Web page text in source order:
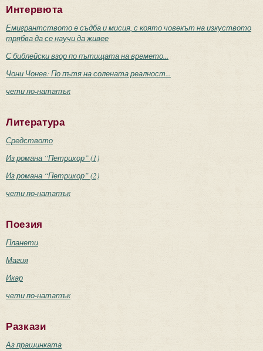
Интервюта
Емигрантството е съдба и мисия, с която човекът на изкуството
трябва да се научи да живее
С библейски взор по пътищата на времето...
Чони Чонев: По пътя на солената реалност...
чети по-нататък
Литература
Средството
Из романа “Петрихор” (1)
Из романа “Петрихор” (2)
чети по-нататък
Поезия
Планети
Магия
Икар
чети по-нататък
Разкази
Аз прашинката